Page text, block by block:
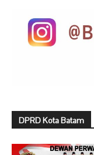
DPRD Kota Batam